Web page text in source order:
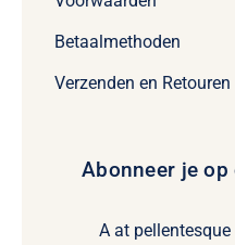
Betaalmethoden
Verzenden en Retouren
Abonneer je
A at